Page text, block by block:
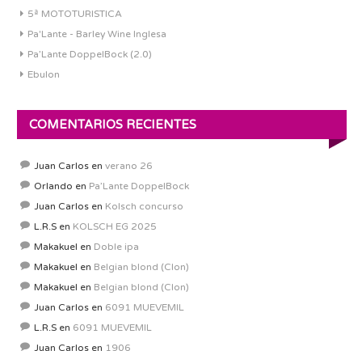
5ª MOTOTURISTICA
Pa'Lante - Barley Wine Inglesa
Pa’Lante DoppelBock (2.0)
Ebulon
COMENTARIOS RECIENTES
Juan Carlos en verano 26
Orlando en Pa’Lante DoppelBock
Juan Carlos en Kolsch concurso
L.R.S en KOLSCH EG 2025
Makakuel en Doble ipa
Makakuel en Belgian blond (Clon)
Makakuel en Belgian blond (Clon)
Juan Carlos en 6091 MUEVEMIL
L.R.S en 6091 MUEVEMIL
Juan Carlos en 1906